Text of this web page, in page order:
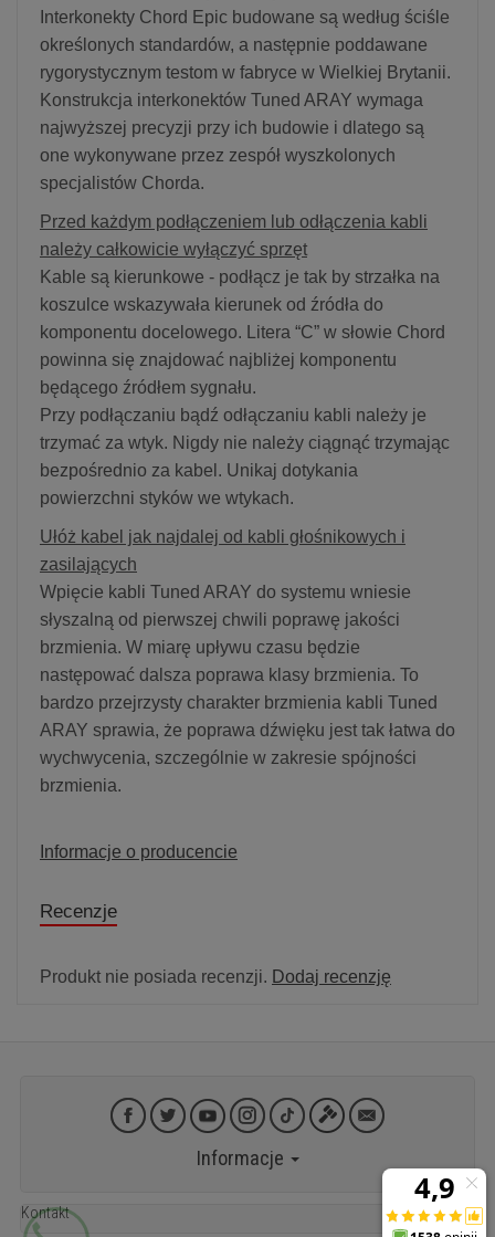
Interkonekty Chord Epic budowane są według ściśle
określonych standardów, a następnie poddawane
rygorystycznym testom w fabryce w Wielkiej Brytanii.
Konstrukcja interkonektów Tuned ARAY wymaga
najwyższej precyzji przy ich budowie i dlatego są
one wykonywane przez zespół wyszkolonych
specjalistów Chorda.
Przed każdym podłączeniem lub odłączenia kabli
należy całkowicie wyłączyć sprzęt
Kable są kierunkowe - podłącz je tak by strzałka na
koszulce wskazywała kierunek od źródła do
komponentu docelowego. Litera “C” w słowie Chord
powinna się znajdować najbliżej komponentu
będącego źródłem sygnału.
Przy podłączaniu bądź odłączaniu kabli należy je
trzymać za wtyk. Nigdy nie należy ciągnąć trzymając
bezpośrednio za kabel. Unikaj dotykania
powierzchni styków we wtykach.
Ułóż kabel jak najdalej od kabli głośnikowych i
zasilających
Wpięcie kabli Tuned ARAY do systemu wniesie
słyszalną od pierwszej chwili poprawę jakości
brzmienia. W miarę upływu czasu będzie
następować dalsza poprawa klasy brzmienia. To
bardzo przejrzysty charakter brzmienia kabli Tuned
ARAY sprawia, że poprawa dźwięku jest tak łatwa do
wychwycenia, szczególnie w zakresie spójności
brzmienia.
Informacje o producencie
Recenzje
Produkt nie posiada recenzji. Dodaj recenzję
Informacje
Kontakt